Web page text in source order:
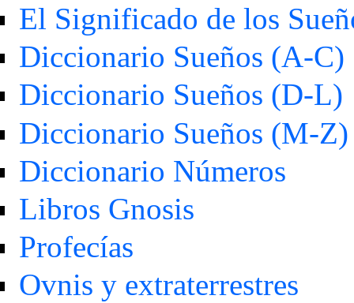
El Significado de los
Diccionario Sueños (A-C)
Diccionario Sueños (D-L)
Diccionario Sueños (M-Z)
Diccionario Números
Libros Gnosis
Profecías
Ovnis y extraterrestres